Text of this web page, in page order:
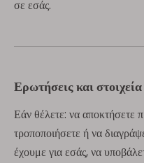
σε εσάς.
Ερωτήσεις και
Εάν θέλετε: να αποκτήσετε
τροποποιήσετε ή να
έχουμε για εσάς, να